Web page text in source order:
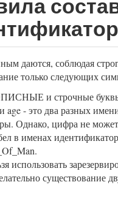
даются, соблюдая
только следующих
и строчные буквы
age - это два разных
Однако, цифра не может
в именах
использовать
существование